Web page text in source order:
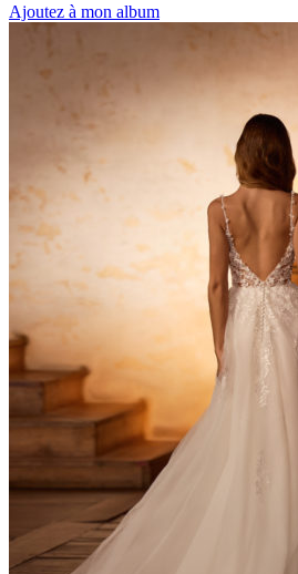
Ajoutez à mon album